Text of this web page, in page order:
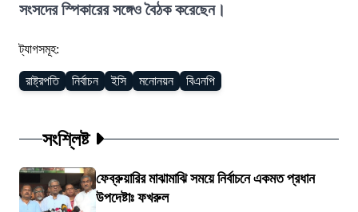
সংসদের স্পিকারের সঙ্গেও বৈঠক করেছেন।
ট্যাগসমূহ:
রাষ্ট্রপতি নির্বাচন ইসি মনোনয়ন বিএনপি
সংশ্লিষ্ট
ফেব্রুয়ারির মাঝামাঝি সময়ে নির্বাচনে একমত প্রধান
উপদেষ্টাঃ ফখরুল